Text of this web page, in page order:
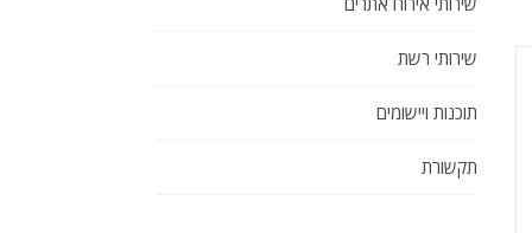
שירותי רשת
תוכנות ויישומים
תקשורת